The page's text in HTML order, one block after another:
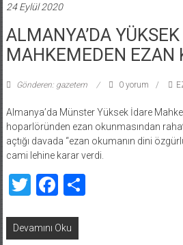
24 Eylül 2020
ALMANYA’DA YÜKSEK
MAHKEMEDEN EZAN
Gönderen: gazetem 0 yorum
Almanya’da Münster Yüksek İdare
hoparlöründen ezan okunmasından
açtığı davada “ezan okumanın dini
cami lehine karar verdi.
TwitterFacebook
Share
Devamını Oku